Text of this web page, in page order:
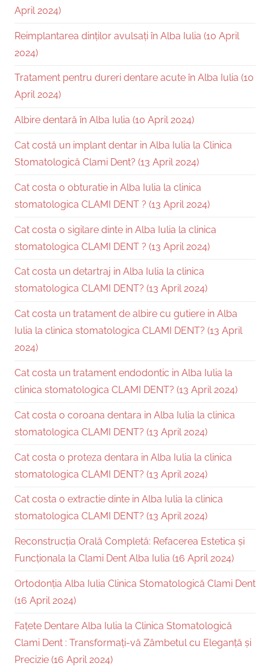
April 2024)
Reimplantarea dinților avulsați în Alba Iulia (10 April
2024)
Tratament pentru dureri dentare acute în Alba Iulia (10
April 2024)
Albire dentară în Alba Iulia (10 April 2024)
Cat costă un implant dentar in Alba Iulia la Clinica
Stomatologică Clami Dent? (13 April 2024)
Cat costa o obturatie in Alba Iulia la clinica
stomatologica CLAMI DENT ? (13 April 2024)
Cat costa o sigilare dinte in Alba Iulia la clinica
stomatologica CLAMI DENT ? (13 April 2024)
Cat costa un detartraj in Alba Iulia la clinica
stomatologica CLAMI DENT? (13 April 2024)
Cat costa un tratament de albire cu gutiere in Alba
Iulia la clinica stomatologica CLAMI DENT? (13 April
2024)
Cat costa un tratament endodontic in Alba Iulia la
clinica stomatologica CLAMI DENT? (13 April 2024)
Cat costa o coroana dentara in Alba Iulia la clinica
stomatologica CLAMI DENT? (13 April 2024)
Cat costa o proteza dentara in Alba Iulia la clinica
stomatologica CLAMI DENT? (13 April 2024)
Cat costa o extractie dinte in Alba Iulia la clinica
stomatologica CLAMI DENT? (13 April 2024)
Reconstrucția Orală Completă: Refacerea Estetica și
Funcționala la Clami Dent Alba Iulia (16 April 2024)
Ortodonția Alba Iulia Clinica Stomatologică Clami Dent
(16 April 2024)
Fațete Dentare Alba Iulia la Clinica Stomatologică
Clami Dent : Transformați-vă Zâmbetul cu Eleganță și
Precizie (16 April 2024)